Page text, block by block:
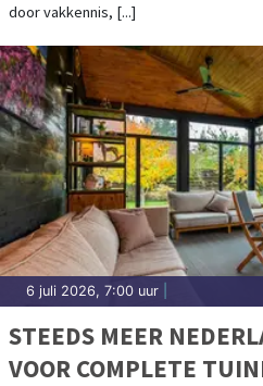
door vakkennis, [...]
6 juli 2026, 7:00 uur
STEEDS MEER
VOOR COMPLETE